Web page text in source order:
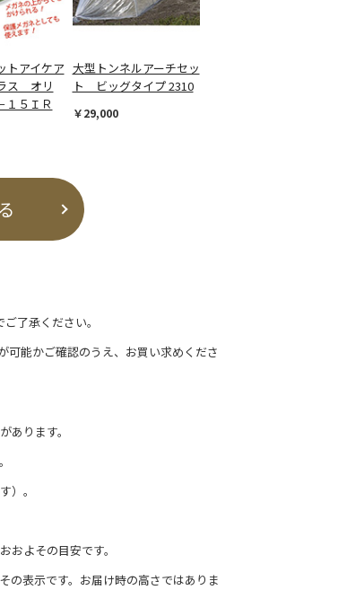
トアイケア
ス オリ
５ＩＲ
大型トンネルアーチセッ
ト ビッグタイプ 2310
￥29,000
了承ください。
可能かご確認のうえ、お買い求めくださ
ります。
）。
よその目安です。
の表示です。お届け時の高さではありま